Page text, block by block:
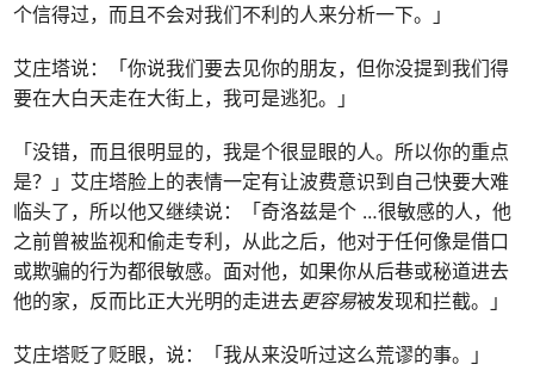
个信得过，而且不会对我们不利的人来分析一下。」
艾庄塔说：「你说我们要去见你的朋友，但你没提到我们得
要在大白天走在大街上，我可是逃犯。」
「没错，而且很明显的，我是个很显眼的人。所以你的重点
是？」艾庄塔脸上的表情一定有让波费意识到自己快要大难
临头了，所以他又继续说：「奇洛兹是个 …很敏感的人，他
之前曾被监视和偷走专利，从此之后，他对于任何像是借口
或欺骗的行为都很敏感。面对他，如果你从后巷或秘道进去
他的家，反而比正大光明的走进去更容易被发现和拦截。」
艾庄塔贬了贬眼，说：「我从来没听过这么荒谬的事。」